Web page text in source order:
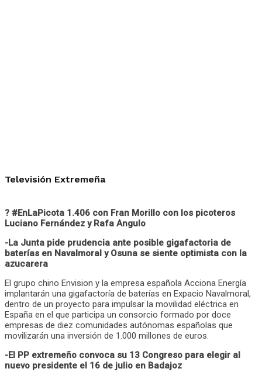
Televisión Extremeña
? #EnLaPicota 1.406 con Fran Morillo con los picoteros
Luciano Fernández y Rafa Angulo
-La Junta pide prudencia ante posible gigafactoria de
baterías en Navalmoral y Osuna se siente optimista con la
azucarera
El grupo chino Envision y la empresa española Acciona Energía
implantarán una gigafactoría de baterías en Expacio Navalmoral,
dentro de un proyecto para impulsar la movilidad eléctrica en
España en el que participa un consorcio formado por doce
empresas de diez comunidades autónomas españolas que
movilizarán una inversión de 1.000 millones de euros.
-El PP extremeño convoca su 13 Congreso para elegir al
nuevo presidente el 16 de julio en Badajoz